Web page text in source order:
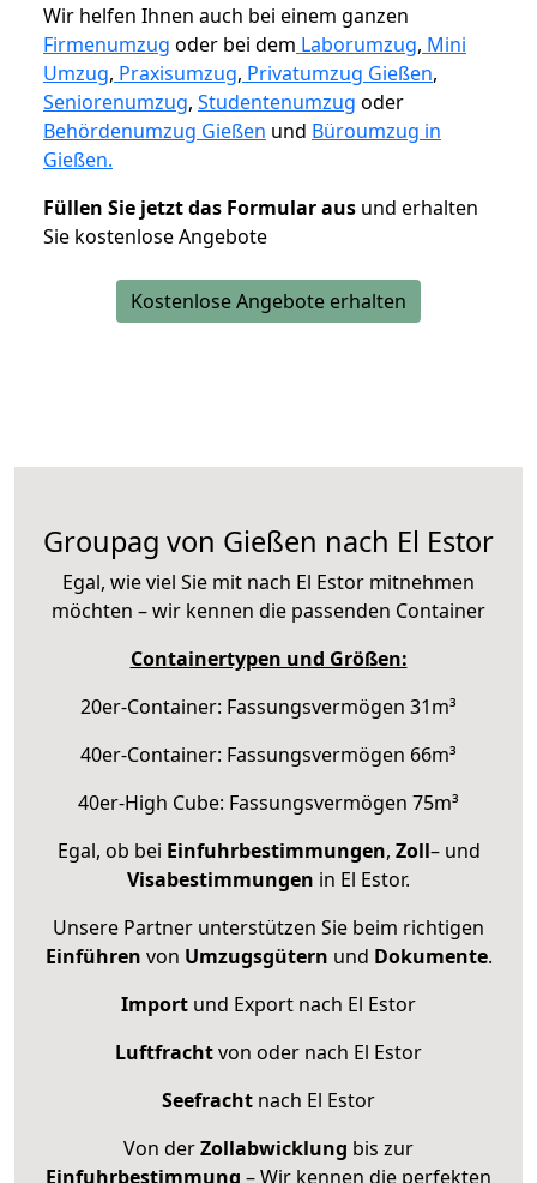
Wir helfen Ihnen auch bei einem ganzen
Firmenumzug oder bei dem Laborumzug, Mini
Umzug, Praxisumzug, Privatumzug Gießen,
Seniorenumzug, Studentenumzug oder
Behördenumzug Gießen und Büroumzug in
Gießen.
Füllen Sie jetzt das Formular aus und erhalten
Sie kostenlose Angebote
Kostenlose Angebote erhalten
Groupag von Gießen nach El Estor
Egal, wie viel Sie mit nach El Estor mitnehmen
möchten – wir kennen die passenden Container
Containertypen und Größen:
20er-Container: Fassungsvermögen 31m³
40er-Container: Fassungsvermögen 66m³
40er-High Cube: Fassungsvermögen 75m³
Egal, ob bei Einfuhrbestimmungen, Zoll– und
Visabestimmungen in El Estor.
Unsere Partner unterstützen Sie beim richtigen
Einführen von Umzugsgütern und Dokumente.
Import und Export nach El Estor
Luftfrachtvon oder nach El Estor
Seefracht nach El Estor
Von derZollabwicklung bis zur
Einfuhrbestimmung – Wir kennen die perfekten